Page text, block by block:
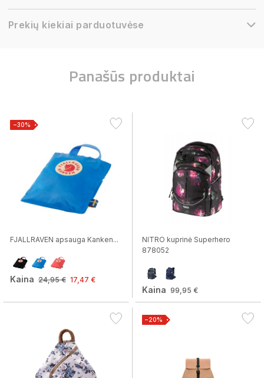
Prekių kiekiai parduotuvėse
Panašūs produktai
−30%
FJALLRAVEN apsauga Kanken...
Kaina 24,95 € 17,47 €
NITRO kuprinė Superhero
878052
Kaina 99,95 €
−20%